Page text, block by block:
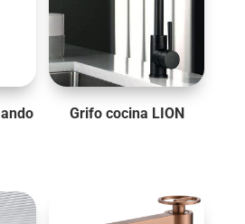
Grifo cocina LION